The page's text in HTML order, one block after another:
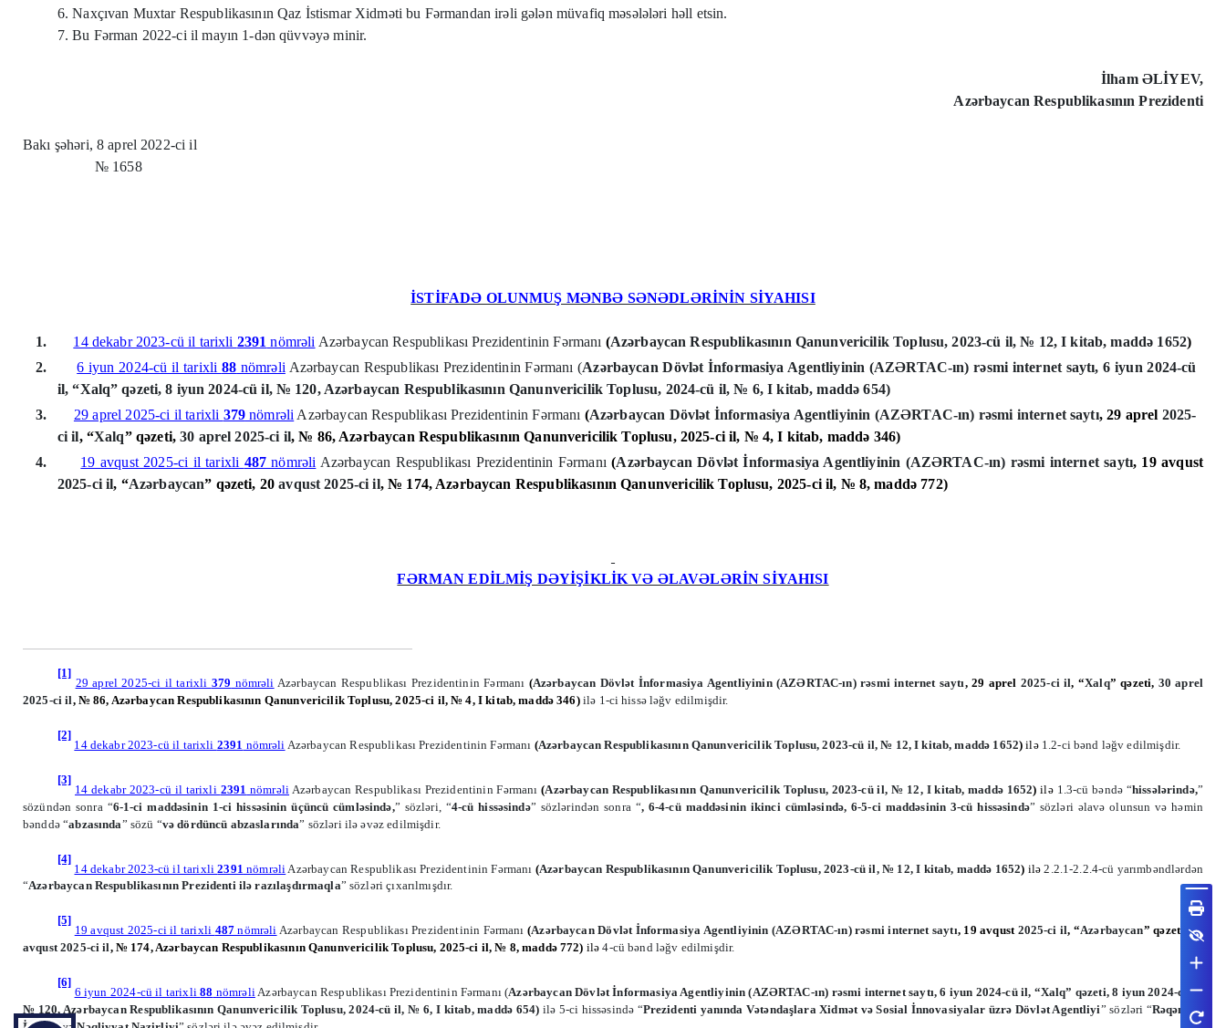
6. Naxçıvan Muxtar Respublikasının Qaz İstismar Xidməti bu Fərmandan irəli gələn müvafiq məsələləri həll etsin.
7. Bu Fərman 2022-ci il mayın 1-dən qüvvəyə minir.
İlham ƏLİYEV,
Azərbaycan Respublikasının Prezidenti
Bakı şəhəri, 8 aprel 2022-ci il
№ 1658
İSTİFADƏ OLUNMUŞ MƏNBƏ SƏNƏDLƏRİNİN SİYAHISI
1. 14 dekabr 2023-cü il tarixli 2391 nömrəli Azərbaycan Respublikası Prezidentinin Fərmanı (Azərbaycan Respublikasının Qanunvericilik Toplusu, 2023-cü il, № 12, I kitab, maddə 1652)
2.
6 iyun 2024-cü il tarixli 88 nömrəli Azərbaycan Respublikası Prezidentinin Fərmanı (Azərbaycan Dövlət İnformasiya Agentliyinin (AZƏRTAC-ın) rəsmi internet saytı, 6 iyun 2024-cü
il, “Xalq” qəzeti, 8 iyun 2024-cü il, № 120, Azərbaycan Respublikasının Qanunvericilik Toplusu, 2024-cü il, № 6, I kitab, maddə 654)
3.
29 aprel 2025-ci il tarixli 379nömrəli Azərbaycan Respublikası Prezidentinin Fərmanı (Azərbaycan Dövlət İnformasiya Agentliyinin (AZƏRTAC-ın) rəsmi internet saytı, 29 aprel 2025-
ci il, “Xalq” qəzeti,30 aprel 2025-ci il, № 86, Azərbaycan Respublikasının Qanunvericilik Toplusu, 2025-ci il, № 4, I kitab, maddə 346)
4.
19 avqust 2025-ci il tarixli 487nömrəli Azərbaycan Respublikası Prezidentinin Fərmanı(Azərbaycan Dövlət İnformasiya Agentliyinin (AZƏRTAC-ın) rəsmi internet saytı, 19 avqust
2025-ci il, “Azərbaycan” qəzeti, 20 avqust 2025-ci il, № 174, Azərbaycan Respublikasının Qanunvericilik Toplusu, 2025-ci il, № 8, maddə 772)
FƏRMAN EDİLMİŞ DƏYİŞİKLİK VƏ ƏLAVƏLƏRİN SİYAHISI
[1]
29 aprel 2025-ci il tarixli 379 nömrəli Azərbaycan Respublikası Prezidentinin Fərmanı (Azərbaycan Dövlət İnformasiya Agentliyinin (AZƏRTAC-ın) rəsmi internet saytı, 29 aprel 2025-ci il, “Xalq” qəzeti, 30 aprel
2025-ci il, № 86, Azərbaycan Respublikasının Qanunvericilik Toplusu, 2025-ci il, № 4, I kitab, maddə 346)ilə 1-ci hissələğv edilmişdir.
[2]
14 dekabr 2023-cü il tarixli 2391 nömrəli Azərbaycan Respublikası Prezidentinin Fərmanı (Azərbaycan Respublikasının Qanunvericilik Toplusu, 2023-cü il, № 12, I kitab, maddə 1 652)ilə 1.2-ci bənd ləğv edilmişdir.
[3]
14 dekabr 2023-cü il tarixli 2391 nömrəli Azərbaycan Respublikası Prezidentinin Fərmanı(Azərbaycan Respublikasının Qanunvericilik Toplusu, 2023-cü il, № 12, I kitab, maddə 1652)ilə 1.3-cü bəndə “hissələrində,”
sözündən sonra “6-1-ci maddəsinin 1-ci hissəsinin üçüncü cümləsində,” sözləri, “4-cü hissəsində” sözlərindən sonra “, 6-4-cü maddəsinin ikinci cümləsində, 6-5-ci maddəsinin 3-cü hissəsində” sözləri əlavə olunsun və həmin
bənddə “abzasında” sözü “və dördüncü abzaslarında” sözləri ilə əvəz edilmişdir.
[4]
14 dekabr 2023-cü il tarixli2391 nömrəli Azərbaycan Respublikası Prezidentinin Fərmanı (Azərbaycan Respublikasının Qanunvericilik Toplusu, 2023-cü il, № 12, I kitab, maddə 1652) ilə2.2.1-2.2.4-cü yarımbəndlərdən
“Azərbaycan Respublikasının Prezidenti ilə razılaşdırmaqla” sözləri çıxarılmışdır.
[5]
19 avqust 2025-ci il tarixli 487 nömrəli Azərbaycan Respublikası Prezidentinin Fərmanı(Azərbaycan Dövlət İnformasiya Agentliyinin (AZƏRTAC-ın) rəsmi internet saytı, 19 avqust2025-ci il, “Azərbaycan” qəzeti, 20
avqust 2025-ci il, № 174, Azərbaycan Respublikasının Qanunvericilik Toplusu, 2025-ci il, № 8, maddə 772) ilə4-cü bənd ləğv edilmişdir.
[6]
6 iyun 2024-cü il tarixli88 nömrəliAzərbaycanRespublikası Prezidentinin Fərmanı (Azərbaycan Dövlət İnformasiya Agentliyinin (AZƏRTAC-ın) rəsmi internet saytı, 6 iyun 2024-cü il, “Xalq” qəzeti, 8 iyun 2024-cü il,
№ 120, Azərbaycan Respublikasının Qanunvericilik Toplusu, 2024-cü il, № 6, I kitab, maddə 654) ilə 5-ci hissəsində “Prezidenti yanında Vətəndaşlara Xidmət və Sosial İnnovasiyalar üzrə Dövlət Agentliyi” sözləri “Rəqəmsal